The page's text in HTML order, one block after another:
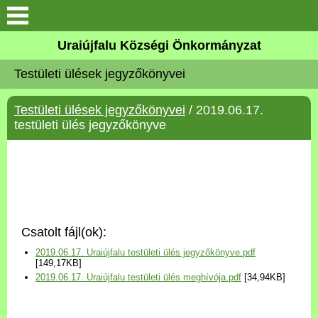
Köszöntő
Elérhetőségek
Uraiújfalu
Választási információk
Versenyképes Járások
Uraiújfalu Községi Önkormányzat
Testületi ülések jegyzőkönyvei
Testületi ülések jegyzőkönyvei / 2019.06.17.
testületi ülés jegyzőkönyve
Csatolt fájl(ok):
2019.06.17. Uraiújfalu testületi ülés jegyzőkönyve.pdf
[149,17KB]
2019.06.17. Uraiújfalu testületi ülés meghívója.pdf [34,94KB]